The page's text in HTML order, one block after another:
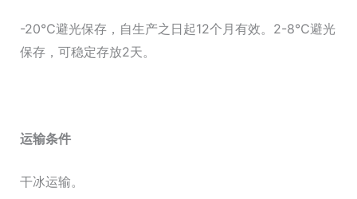
-20℃避光保存，自生产之日起12个月有效。2-8℃避光
保存，可稳定存放2天。
运输条件
干冰运输。